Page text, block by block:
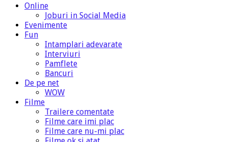
Online
Joburi in Social Media
Evenimente
Fun
Intamplari adevarate
Interviuri
Pamflete
Bancuri
De pe net
WOW
Filme
Trailere comentate
Filme care imi plac
Filme care nu-mi plac